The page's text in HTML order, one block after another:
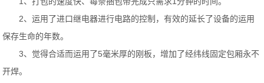
2、运用了进口继电器进行电路的控制，有效的延长了设备的运用
保存生命的年数。
3、觉得合适而运用了5毫米厚的刚板，增加了经纬线固定包厢永不
开焊。